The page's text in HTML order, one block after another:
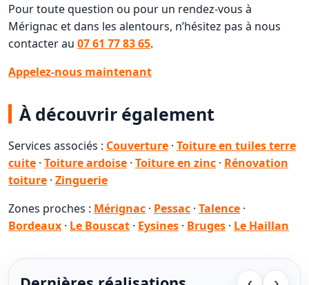
Pour toute question ou pour un rendez-vous à
Mérignac et dans les alentours, n’hésitez pas à nous
contacter au 07 61 77 83 65.
Appelez-nous maintenant
À découvrir également
Services associés : Couverture · Toiture en tuiles terre
cuite · Toiture ardoise · Toiture en zinc · Rénovation
toiture · Zinguerie
Zones proches : Mérignac · Pessac · Talence ·
Bordeaux · Le Bouscat · Eysines · Bruges · Le Haillan